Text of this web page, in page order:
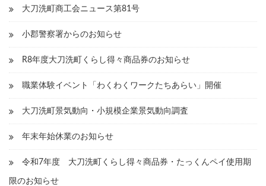
大刀洗町商工会ニュース第81号
小郡警察署からのお知らせ
R8年度大刀洗町くらし得々商品券のお知らせ
職業体験イベント「わくわくワークたちあらい」開催
大刀洗町景気動向・小規模企業景気動向調査
年末年始休業のお知らせ
令和7年度 大刀洗町くらし得々商品券・たっくんペイ使用期
限のお知らせ